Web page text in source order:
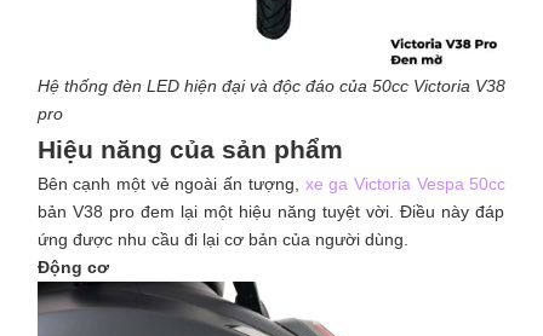
Hệ thống đèn LED hiện đại và độc đáo của 50cc Victoria V38
pro
Hiệu năng của sản phẩm
Bên cạnh một vẻ ngoài ấn tượng, xe ga Victoria Vespa 50cc
bản V38 pro đem lại một hiệu năng tuyệt vời. Điều này đáp
ứng được nhu cầu đi lại cơ bản của người dùng.
Động cơ